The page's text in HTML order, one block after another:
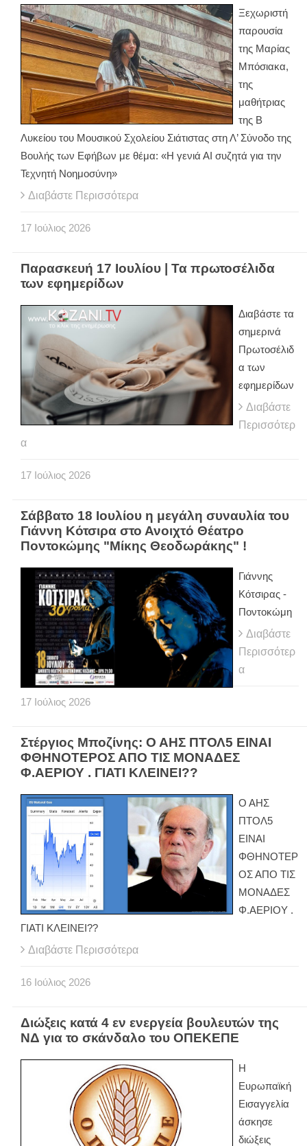
Ξεχωριστή
παρουσία
της Μαρίας
Μπόσιακα,
της
μαθήτριας
της Β
Λυκείου του Μουσικού Σχολείου Σιάτιστας στη Λ’ Σύνοδο της
Βουλής των Εφήβων με θέμα: «Η γενιά ΑΙ συζητά για την
Τεχνητή Νοημοσύνη»
Διαβάστε Περισσότερα
17 Ιούλιος 2026
Παρασκευή 17 Ιουλίου | Τα πρωτοσέλιδα
των εφημερίδων
Διαβάστε τα
σημερινά
Πρωτοσέλιδ
α των
εφημερίδων
Διαβάστε
Περισσότερ
α
17 Ιούλιος 2026
Σάββατο 18 Ιουλίου η μεγάλη συναυλία του
Γιάννη Κότσιρα στο Ανοιχτό Θέατρο
Ποντοκώμης "Μίκης Θεοδωράκης" !
Γιάννης
Κότσιρας -
Ποντοκώμη
Διαβάστε
Περισσότερ
α
17 Ιούλιος 2026
Στέργιος Μποζίνης: Ο ΑΗΣ ΠΤΟΛ5 ΕΙΝΑΙ
ΦΘΗΝΟΤΕΡΟΣ ΑΠΟ ΤΙΣ ΜΟΝΑΔΕΣ
Φ.ΑΕΡΙΟΥ . ΓΙΑΤΙ ΚΛΕΙΝΕΙ??
Ο ΑΗΣ
ΠΤΟΛ5
ΕΙΝΑΙ
ΦΘΗΝΟΤΕΡ
ΟΣ ΑΠΟ ΤΙΣ
ΜΟΝΑΔΕΣ
Φ.ΑΕΡΙΟΥ .
ΓΙΑΤΙ ΚΛΕΙΝΕΙ??
Διαβάστε Περισσότερα
16 Ιούλιος 2026
Διώξεις κατά 4 εν ενεργεία βουλευτών της
ΝΔ για το σκάνδαλο του ΟΠΕΚΕΠΕ
Η
Ευρωπαϊκή
Εισαγγελία
άσκησε
διώξεις